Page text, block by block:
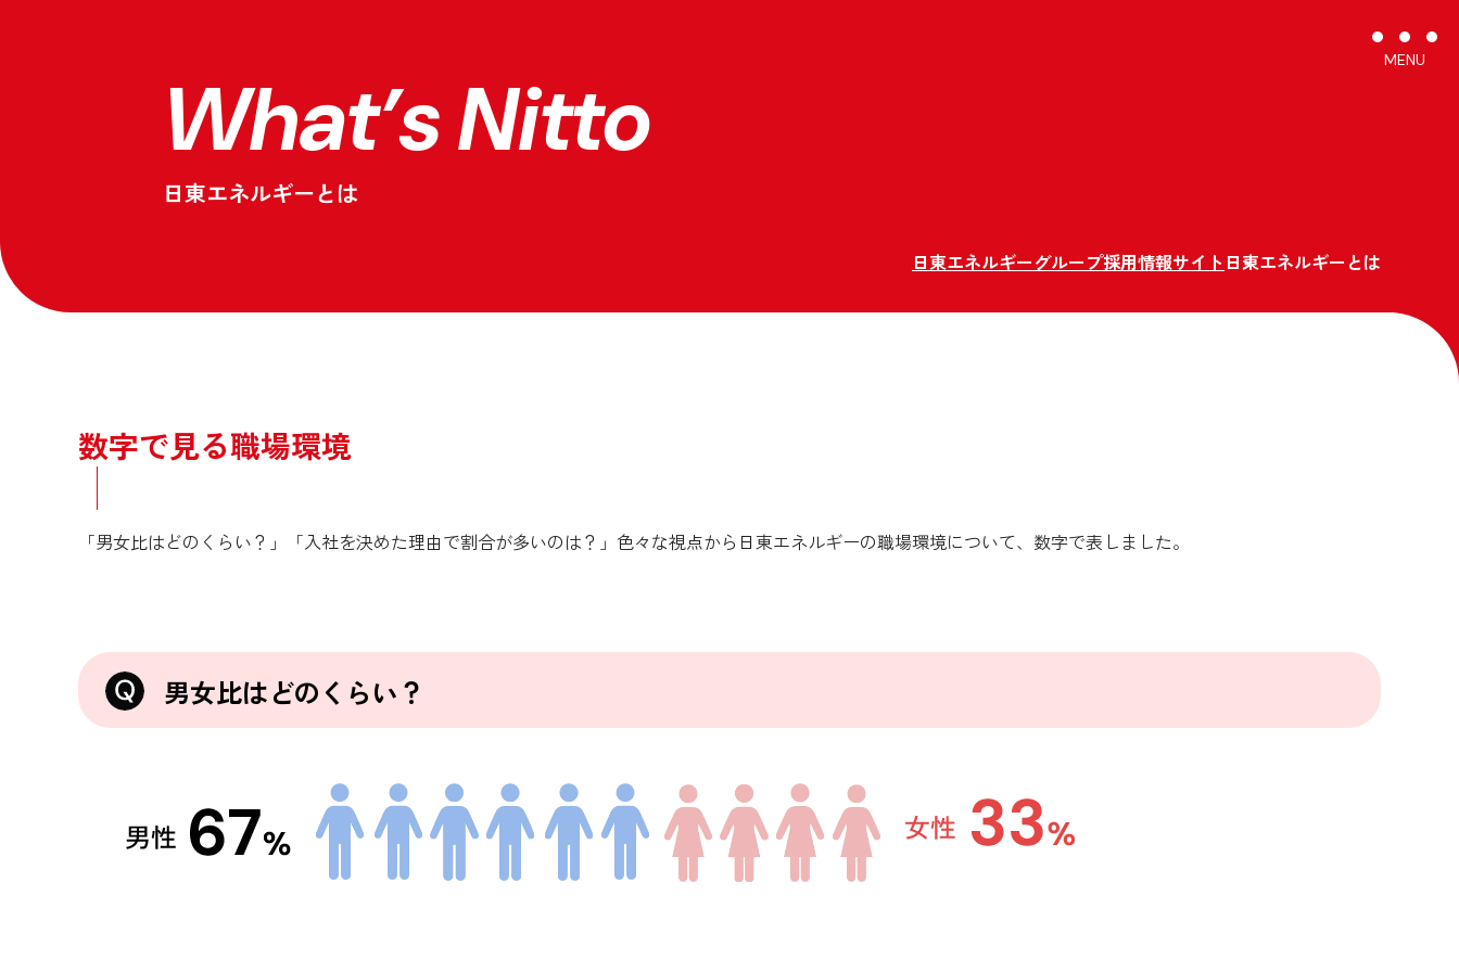
MENU
What’s Nitto
日東エネルギーとは
日東エネルギーグループ採用情報サイト 日東エネルギーとは
数字で見る職場環境
「男女比はどのくらい？」「入社を決めた理由で割合が多いのは？」色々な視点から日東エネルギーの職場環境について、数字で表しました。
男女比はどのくらい？